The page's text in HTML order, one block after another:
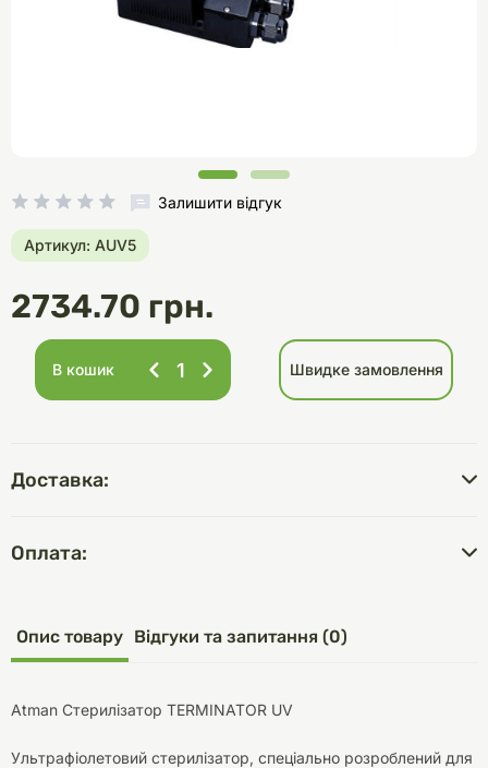
Залишити відгук
Артикул: AUV5
2734.70 грн.
В кошик Швидке замовлення
Доставка:
Оплата:
Опис товару Відгуки та запитання (0)
Atman Стерилізатор TERMINATOR UV
Ультрафіолетовий стерилізатор, спеціально розроблений для